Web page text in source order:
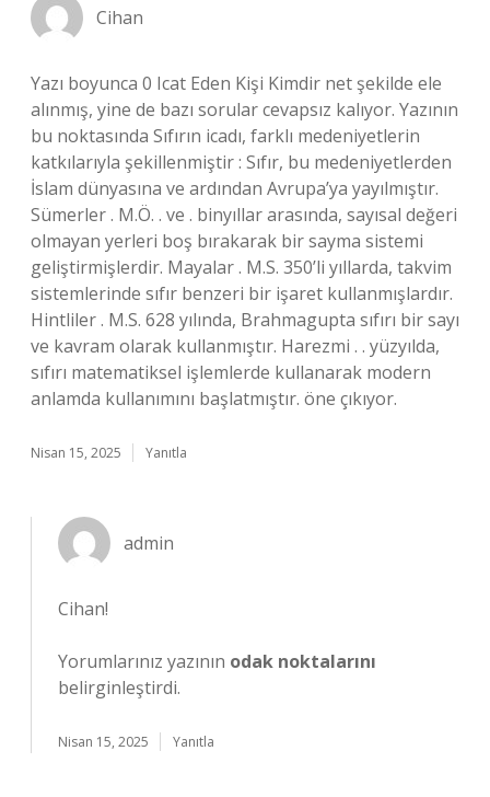
Cihan
Yazı boyunca 0 Icat Eden Kişi Kimdir net şekilde ele
alınmış, yine de bazı sorular cevapsız kalıyor. Yazının
bu noktasında Sıfırın icadı, farklı medeniyetlerin
katkılarıyla şekillenmiştir : Sıfır, bu medeniyetlerden
İslam dünyasına ve ardından Avrupa’ya yayılmıştır.
Sümerler . M.Ö. . ve . binyıllar arasında, sayısal değeri
olmayan yerleri boş bırakarak bir sayma sistemi
geliştirmişlerdir. Mayalar . M.S. 350’li yıllarda, takvim
sistemlerinde sıfır benzeri bir işaret kullanmışlardır.
Hintliler . M.S. 628 yılında, Brahmagupta sıfırı bir sayı
ve kavram olarak kullanmıştır. Harezmi . . yüzyılda,
sıfırı matematiksel işlemlerde kullanarak modern
anlamda kullanımını başlatmıştır. öne çıkıyor.
Nisan 15, 2025 Yanıtla
admin
Cihan!
Yorumlarınız yazının odak noktalarını
belirginleştirdi.
Nisan 15, 2025 Yanıtla